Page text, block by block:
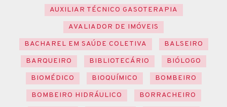
AUXILIAR TÉCNICO GASOTERAPIA
AVALIADOR DE IMÓVEIS
BACHAREL EM SAÚDE COLETIVA
BALSEIRO
BARQUEIRO
BIBLIOTECÁRIO
BIÓLOGO
BIOMÉDICO
BIOQUÍMICO
BOMBEIRO
BOMBEIRO HIDRÁULICO
BORRACHEIRO